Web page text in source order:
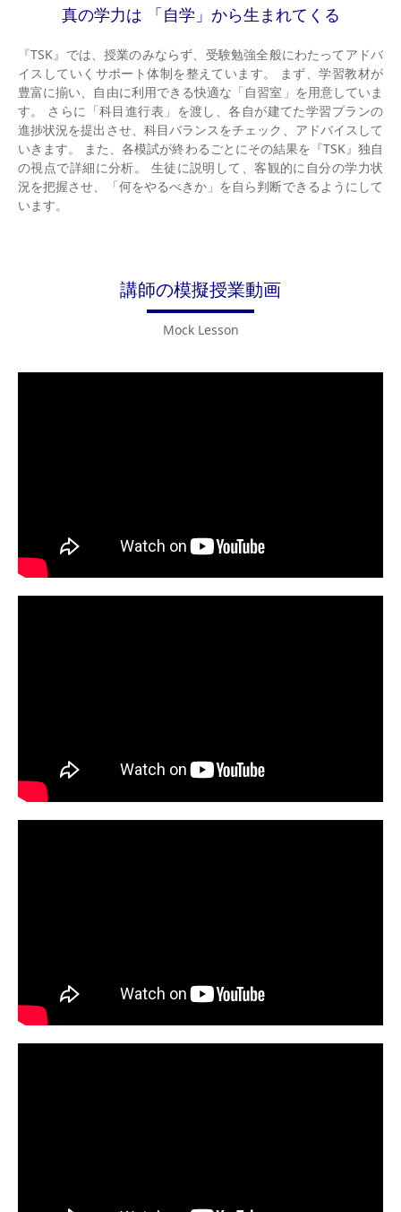
真の学力は 「自学」から生まれてくる
『TSK』では、授業のみならず、受験勉強全般にわたってアドバ
イスしていくサポート体制を整えています。 まず、学習教材が
豊富に揃い、自由に利用できる快適な「自習室」を用意していま
す。 さらに「科目進行表」を渡し、各自が建てた学習プランの
進捗状況を提出させ、科目バランスをチェック、アドバイスして
いきます。 また、各模試が終わるごとにその結果を『TSK』独自
の視点で詳細に分析。 生徒に説明して、客観的に自分の学力状
況を把握させ、「何をやるべきか」を自ら判断できるようにして
います。
講師の模擬授業動画
Mock Lesson